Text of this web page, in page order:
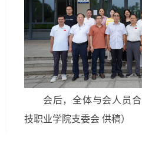
会后，全体与会人员
技职业学院支委会 供稿）